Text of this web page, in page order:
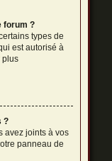
forum ?
types de
est autorisé à
plus
?
avez joints à vos
panneau de